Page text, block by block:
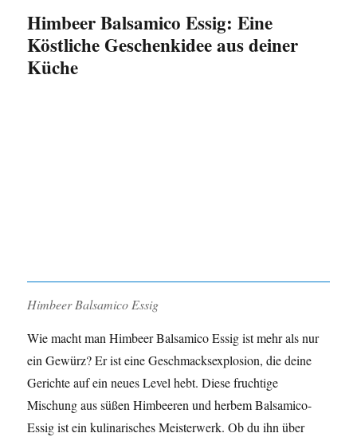
Himbeer Balsamico Essig: Eine
Köstliche Geschenkidee aus deiner
Küche
Himbeer Balsamico Essig
Wie macht man Himbeer Balsamico Essig ist mehr als nur
ein Gewürz? Er ist eine Geschmacksexplosion, die deine
Gerichte auf ein neues Level hebt. Diese fruchtige
Mischung aus süßen Himbeeren und herbem Balsamico-
Essig ist ein kulinarisches Meisterwerk. Ob du ihn über